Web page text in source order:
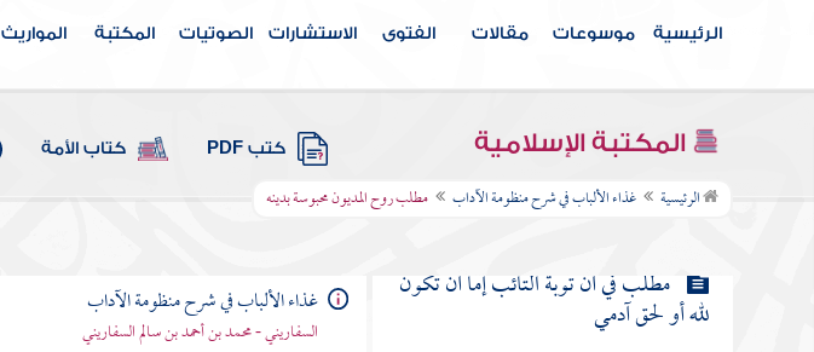
الرئيسية موسوعات مقالات الفتوى الاستشارات الصوتيات المكتبة المواريث
المكتبة الإسلامية كتب PDF كتاب الأمة
الرئيسية غذاء الألباب في شرح منظومة الآداب مطلب روح المديون محبوسة بدينه
مطلب إذا لم يكرر العبد التوبة كلما
خطر ذنبه بباله
مطلب هل يعاقب العبد إن سعى في
حصول المعصية
مطلب في أن توبة التائب إما أن تكون
لله أو لحق آدمي
غذاء الألباب في شرح منظومة الآداب
السفاريني - محمد بن أحمد بن سالم السفاريني